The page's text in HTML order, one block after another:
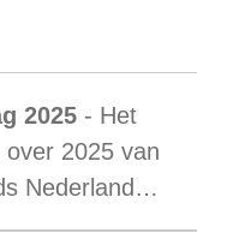
2025 - Het
over 2025 van
Nederland
het